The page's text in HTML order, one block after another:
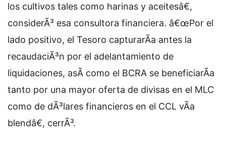
los cultivos tales como harinas y aceitesâ€,
considerÃ³ esa consultora financiera. â€œPor el
lado positivo, el Tesoro capturarÃ­a antes la
recaudaciÃ³n por el adelantamiento de
liquidaciones, asÃ­ como el BCRA se beneficiarÃ­a
tanto por una mayor oferta de divisas en el MLC
como de dÃ³lares financieros en el CCL vÃ­a
blendâ€, cerrÃ³.